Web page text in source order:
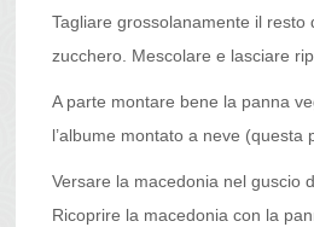
Tagliare grossolanamente il
zucchero. Mescolare e lasciare
A parte montare bene la panna
l’albume montato a neve (questa
Versare la macedonia nel guscio
Ricoprire la macedonia con la